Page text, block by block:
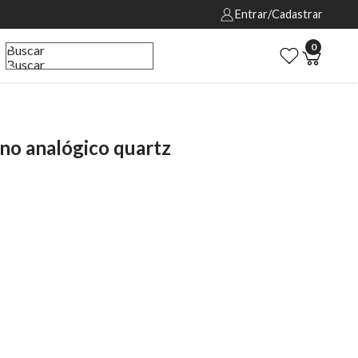
Entrar/Cadastrar
Buscar
Buscar
0
analógico quartz